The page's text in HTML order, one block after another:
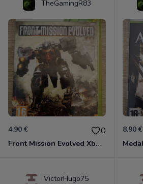
TheGamingR83
4.90 € 0
Front Mission Evolved Xbox 360
8.90 €
VictorHugo75